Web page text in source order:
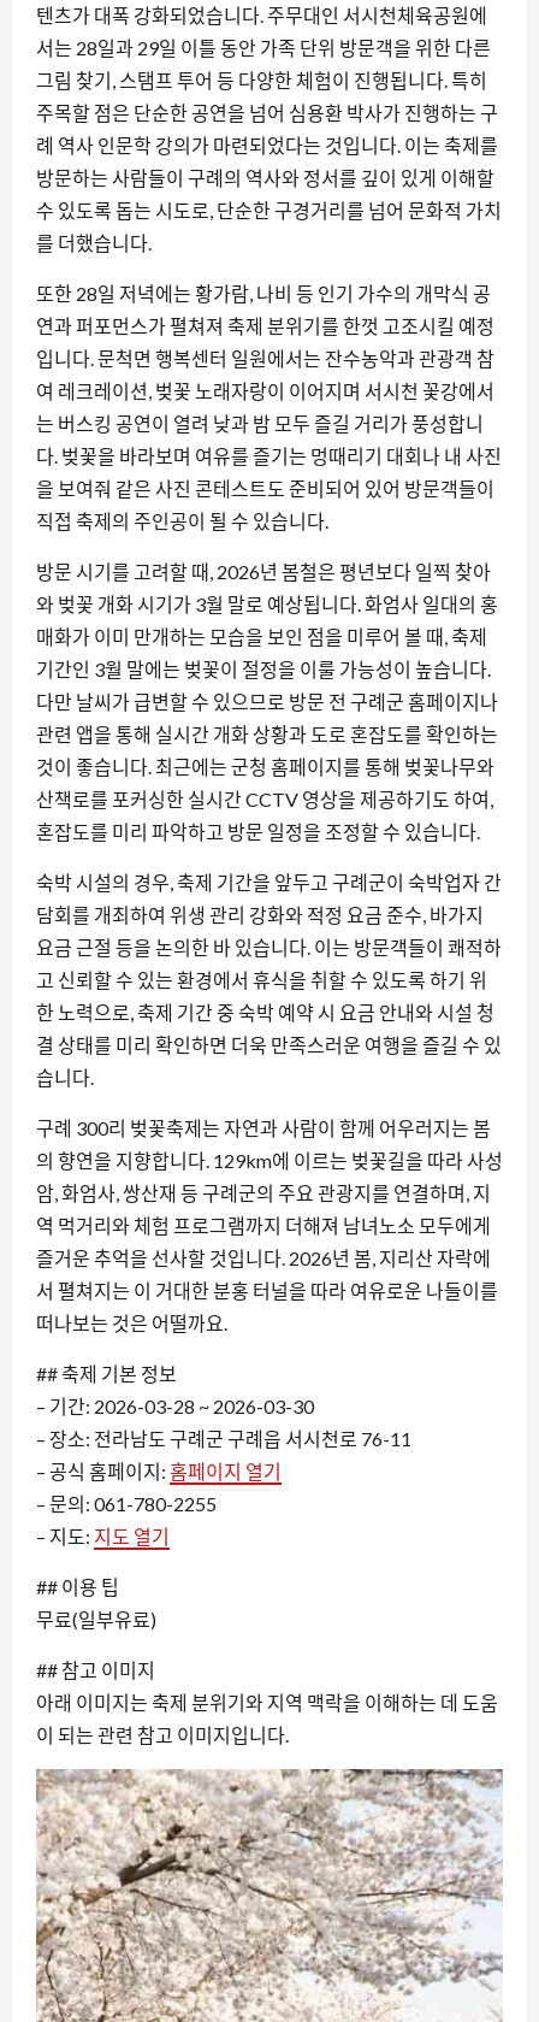
텐츠가 대폭 강화되었습니다. 주무대인 서시천체육공원에
서는 28일과 29일 이틀 동안 가족 단위 방문객을 위한 다른
그림 찾기, 스탬프 투어 등 다양한 체험이 진행됩니다. 특히
주목할 점은 단순한 공연을 넘어 심용환 박사가 진행하는 구
례 역사 인문학 강의가 마련되었다는 것입니다. 이는 축제를
방문하는 사람들이 구례의 역사와 정서를 깊이 있게 이해할
수 있도록 돕는 시도로, 단순한 구경거리를 넘어 문화적 가치
를 더했습니다.
또한 28일 저녁에는 황가람, 나비 등 인기 가수의 개막식 공
연과 퍼포먼스가 펼쳐져 축제 분위기를 한껏 고조시킬 예정
입니다. 문척면 행복센터 일원에서는 잔수농악과 관광객 참
여 레크레이션, 벚꽃 노래자랑이 이어지며 서시천 꽃강에서
는 버스킹 공연이 열려 낮과 밤 모두 즐길 거리가 풍성합니
다. 벚꽃을 바라보며 여유를 즐기는 멍때리기 대회나 내 사진
을 보여줘 같은 사진 콘테스트도 준비되어 있어 방문객들이
직접 축제의 주인공이 될 수 있습니다.
방문 시기를 고려할 때, 2026년 봄철은 평년보다 일찍 찾아
와 벚꽃 개화 시기가 3월 말로 예상됩니다. 화엄사 일대의 홍
매화가 이미 만개하는 모습을 보인 점을 미루어 볼 때, 축제
기간인 3월 말에는 벚꽃이 절정을 이룰 가능성이 높습니다.
다만 날씨가 급변할 수 있으므로 방문 전 구례군 홈페이지나
관련 앱을 통해 실시간 개화 상황과 도로 혼잡도를 확인하는
것이 좋습니다. 최근에는 군청 홈페이지를 통해 벚꽃나무와
산책로를 포커싱한 실시간 CCTV 영상을 제공하기도 하여,
혼잡도를 미리 파악하고 방문 일정을 조정할 수 있습니다.
숙박 시설의 경우, 축제 기간을 앞두고 구례군이 숙박업자 간
담회를 개최하여 위생 관리 강화와 적정 요금 준수, 바가지
요금 근절 등을 논의한 바 있습니다. 이는 방문객들이 쾌적하
고 신뢰할 수 있는 환경에서 휴식을 취할 수 있도록 하기 위
한 노력으로, 축제 기간 중 숙박 예약 시 요금 안내와 시설 청
결 상태를 미리 확인하면 더욱 만족스러운 여행을 즐길 수 있
습니다.
구례 300리 벚꽃축제는 자연과 사람이 함께 어우러지는 봄
의 향연을 지향합니다. 129km에 이르는 벚꽃길을 따라 사성
암, 화엄사, 쌍산재 등 구례군의 주요 관광지를 연결하며, 지
역 먹거리와 체험 프로그램까지 더해져 남녀노소 모두에게
즐거운 추억을 선사할 것입니다. 2026년 봄, 지리산 자락에
서 펼쳐지는 이 거대한 분홍 터널을 따라 여유로운 나들이를
떠나보는 것은 어떨까요.
## 축제 기본 정보
– 기간: 2026-03-28 ~ 2026-03-30
– 장소: 전라남도 구례군 구례읍 서시천로 76-11
– 공식 홈페이지: 홈페이지 열기
– 문의: 061-780-2255
– 지도: 지도 열기
## 이용 팁
무료(일부유료)
## 참고 이미지
아래 이미지는 축제 분위기와 지역 맥락을 이해하는 데 도움
이 되는 관련 참고 이미지입니다.